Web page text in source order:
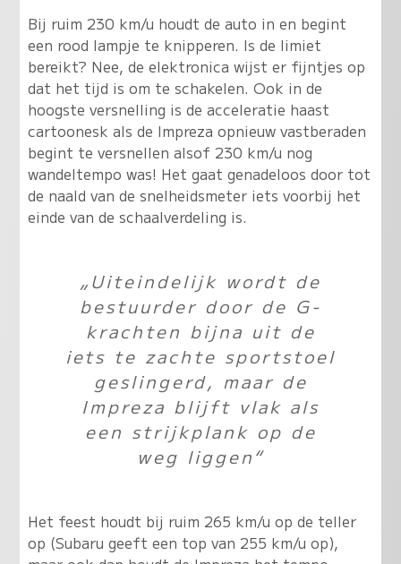
Bij ruim 230 km/u houdt de auto in en begint
een rood lampje te knipperen. Is de limiet
bereikt? Nee, de elektronica wijst er fijntjes op
dat het tijd is om te schakelen. Ook in de
hoogste versnelling is de acceleratie haast
cartoonesk als de Impreza opnieuw vastberaden
begint te versnellen alsof 230 km/u nog
wandeltempo was! Het gaat genadeloos door tot
de naald van de snelheidsmeter iets voorbij het
einde van de schaalverdeling is.
„Uiteindelijk wordt de
bestuurder door de G-
krachten bijna uit de
iets te zachte sportstoel
geslingerd, maar de
Impreza blijft vlak als
een strijkplank op de
weg liggen“
Het feest houdt bij ruim 265 km/u op de teller
op (Subaru geeft een top van 255 km/u op),